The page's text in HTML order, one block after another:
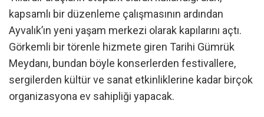
kapsamlı bir düzenleme çalışmasının ardından
Ayvalık’ın yeni yaşam merkezi olarak kapılarını açtı.
Görkemli bir törenle hizmete giren Tarihi Gümrük
Meydanı, bundan böyle konserlerden festivallere,
sergilerden kültür ve sanat etkinliklerine kadar birçok
organizasyona ev sahipliği yapacak.